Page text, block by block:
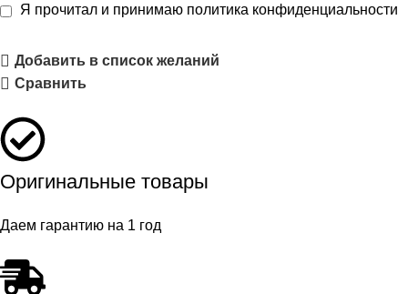
Я прочитал и принимаю политика конфиденциальности
Добавить в список желаний
Сравнить
Оригинальные товары
Даем гарантию на 1 год